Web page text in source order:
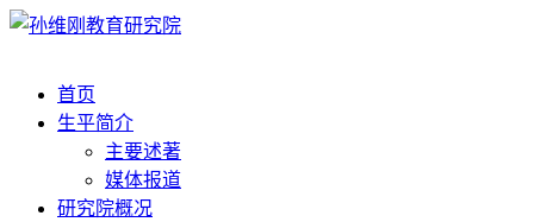
首页
生平简介
主要述著
媒体报道
研究院概况